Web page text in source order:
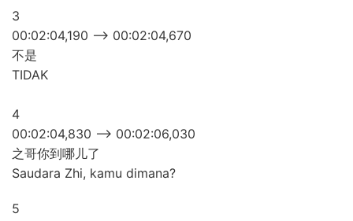
3
00:02:04,190 –> 00:02:04,670
不是
TIDAK
4
00:02:04,830 –> 00:02:06,030
之哥你到哪儿了
Saudara Zhi, kamu dimana?
5